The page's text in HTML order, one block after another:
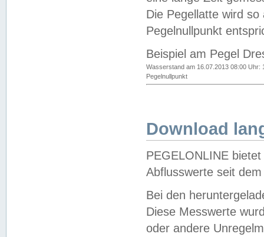
Die Pegellatte wird
Pegelnullpunkt
Beispiel am Pegel
Wasserstand am 16.07.2013 08:00 Uhr:
Pegelnullpunkt
Download
PEGELONLINE
Abflusswerte seit
Bei den
Diese Messwerte
oder andere